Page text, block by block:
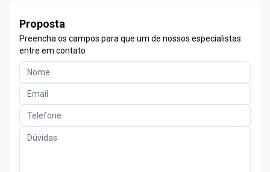
Proposta
Preencha os campos para que um de nossos especialistas
entre em contato